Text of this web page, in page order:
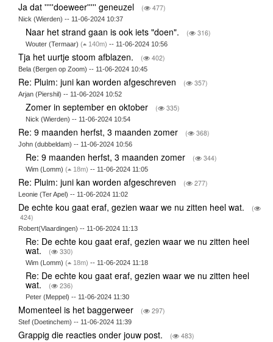
Ja dat '''''doeweer''''' geneuzel ( 477)
Nick (Wierden) -- 11-06-2024 10:37
Naar het strand gaan is ook iets "doen". ( 316)
Wouter (Termaar)( 140m) -- 11-06-2024 10:56
Tja het uurtje stoom afblazen. ( 402)
Bela (Bergen op Zoom) -- 11-06-2024 10:45
Re: Pluim: juni kan worden afgeschreven ( 357)
Arjan (Piershil) -- 11-06-2024 10:52
Zomer in september en oktober ( 335)
Nick (Wierden) -- 11-06-2024 10:54
Re: 9 maanden herfst, 3 maanden zomer ( 368)
John (dubbeldam) -- 11-06-2024 10:56
Re: 9 maanden herfst, 3 maanden zomer ( 344)
Wim (Lomm)( 18m) -- 11-06-2024 11:05
Re: Pluim: juni kan worden afgeschreven ( 277)
Leonie (Ter Apel) -- 11-06-2024 11:02
De echte kou gaat eraf, gezien waar we nu zitten heel wat.
(
424)
Robert(Vlaardingen) -- 11-06-2024 11:13
Re: De echte kou gaat eraf, gezien waar we nu zitten heel
wat. ( 330)
Wim (Lomm)( 18m) -- 11-06-2024 11:18
Re: De echte kou gaat eraf, gezien waar we nu zitten heel
wat. ( 236)
Peter (Meppel) -- 11-06-2024 11:30
Momenteel is het baggerweer ( 297)
Stef (Doetinchem) -- 11-06-2024 11:39
Grappig die reacties onder jouw post. ( 483)